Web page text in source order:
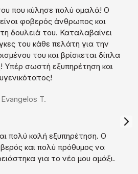
που κύλησε πολύ ομαλά! Ο
φοβερός άνθρωπος και
δουλειά του. Καταλαβαίνει
του κάθε πελάτη για την
του και βρίσκεται δίπλα
Υπέρ σωστή εξυπηρέτηση και
Evangelos T.
πολύ καλή εξυπηρέτηση. Ο
και πολύ πρόθυμος να
για το νέο μου αμάξι.